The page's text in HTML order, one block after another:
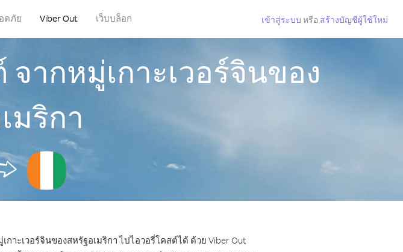
ดภัย Viber Out เว็บบล็อก เข้าสู่ระบบ หรือ สร้างบัญชีผู้ใช้ใหม่
ากหมู่เกาะเวอร์จินของ
มริกา
เวอร์จินของสหรัฐอเมริกา ไปไอวอรี่โคสต์ได้ ด้วย Viber Out